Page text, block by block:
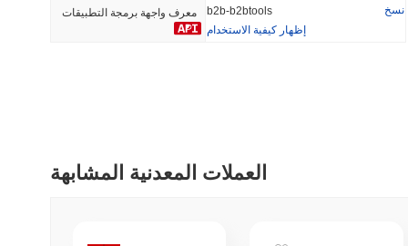
-0.2% 1.66%
معرف واجهة برمجة التطبيقات b2b-b2btools
نسخ
إظهار كيفية الاستخدام
العملات المعدنية المشابهة